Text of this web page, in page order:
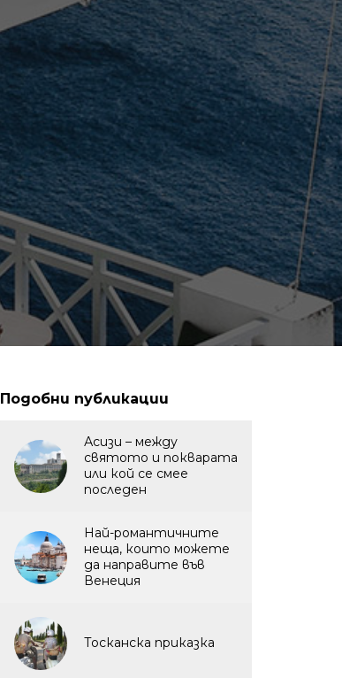
Подобни публикации
Асизи – между
святото и покварата
или кой се смее
последен
Най-романтичните
неща, които можете
да направите във
Венеция
Тосканска приказка